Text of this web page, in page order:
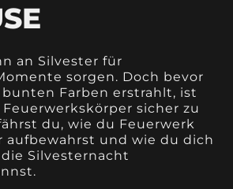
an Silvester für
sorgen. Doch bevor
Farben erstrahlt, ist
sicher zu
du, wie du Feuerwerk
aufbewahrst und wie du dich
Silvesternacht